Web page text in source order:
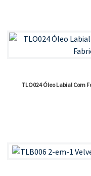
TLO024 Óleo Labial Com